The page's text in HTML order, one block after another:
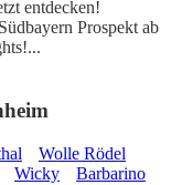
entdecken!
Prospekt ab
...
Wolle Rödel
Wicky
Barbarino